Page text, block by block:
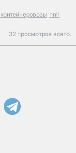
nnh
32 просмотров всего.